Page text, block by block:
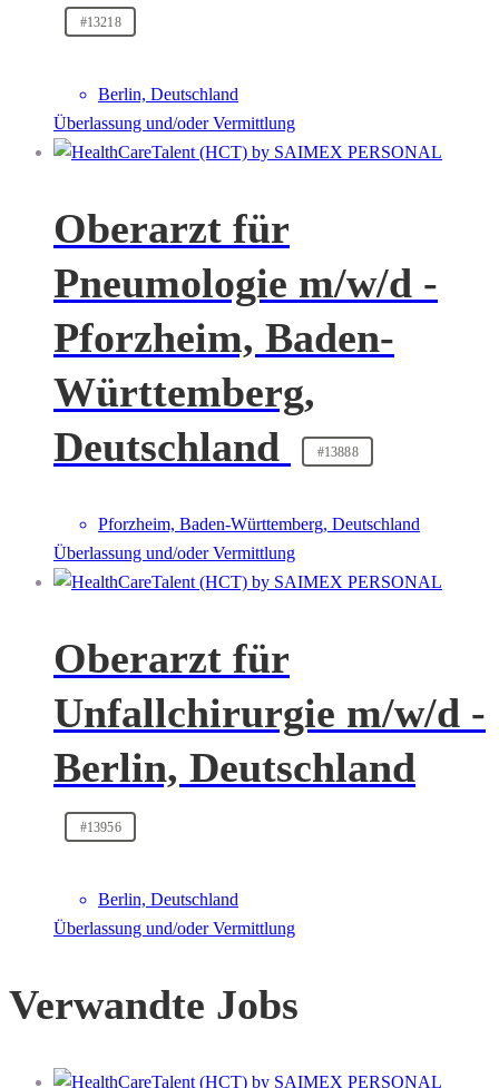
#13218
Berlin, Deutschland
Überlassung und/oder Vermittlung
Oberarzt für
Pneumologie m/w/d -
Pforzheim, Baden-
Württemberg,
Deutschland
#13888
Pforzheim, Baden-Württemberg, Deutschland
Überlassung und/oder Vermittlung
Oberarzt für
Unfallchirurgie m/w/d -
Berlin, Deutschland
#13956
Berlin, Deutschland
Überlassung und/oder Vermittlung
Verwandte Jobs